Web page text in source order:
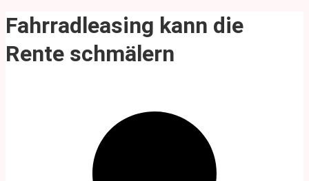
Fahrradleasing kann die
Rente schmälern